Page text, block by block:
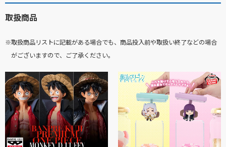
取扱商品
※取扱商品リストに記載がある場合でも、商品投入前や取扱い終了などの場合
がございますので、ご了承ください。